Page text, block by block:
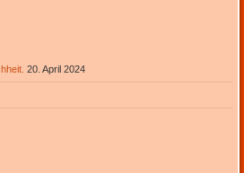
20. April 2024